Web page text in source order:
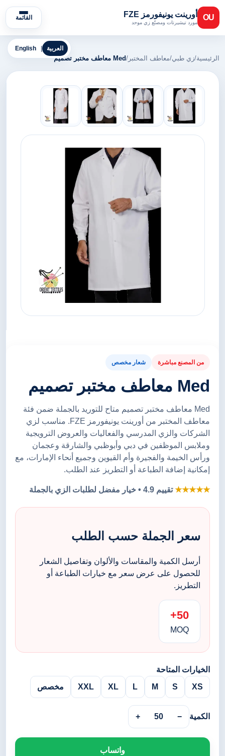
OU أورينت يونيفورمز FZE
مورد تيشيرتات ومصنّع زي موحد
القائمة
English العربية
الرئيسية/زي طبي/معاطف المختبر /Med معاطف مختبر تصميم
من المصنع مباشرة شعار مخصص
Med معاطف مختبر تصميم
Med معاطف مختبر تصميم متاح للتوريد بالجملة ضمن فئة
معاطف المختبر من أورينت يونيفورمز FZE. مناسب لزي
الشركات والزي المدرسي والفعاليات والعروض الترويجية
وملابس الموظفين في دبي وأبوظبي والشارقة وعجمان
ورأس الخيمة والفجيرة وأم القيوين وجميع أنحاء الإمارات، مع
إمكانية إضافة الطباعة أو التطريز عند الطلب.
★★★★★تقييم 4.9 • خيار مفضل لطلبات الزي بالجملة
سعر الجملة حسب الطلب
أرسل الكمية والمقاسات والألوان وتفاصيل الشعار
للحصول على عرض سعر مع خيارات الطباعة أو
التطريز.
50+
MOQ
الخيارات المتاحة
XS
S
M
L
XL
XXL مخصص
الكمية −
50
+
واتساب